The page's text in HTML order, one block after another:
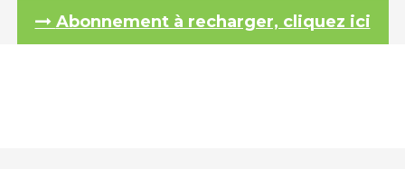
Abonnement à recharger, cliquez ici